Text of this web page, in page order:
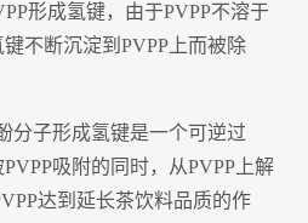
形成氢键，由于PVPP不溶于
不断沉淀到PVPP上而被除
分子形成氢键是一个可逆过
吸附的同时，从PVPP上解
达到延长茶饮料品质的作